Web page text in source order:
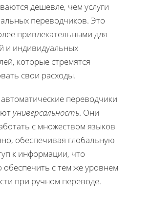
дешевле, чем услуги
переводчиков. Это
привлекательными для
и индивидуальных
которые стремятся
свои расходы.
переводчики
универсальность. Они
с множеством языков
обеспечивая глобальную
к информации, что
с тем же уровнем
при ручном переводе.